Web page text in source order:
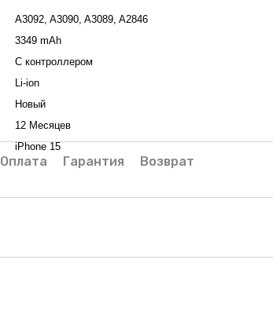
A3092, A3090, A3089, A2846
3349 mAh
С контроллером
Li-ion
Новый
12 Месяцев
iPhone 15
Оплата Гарантия Возврат